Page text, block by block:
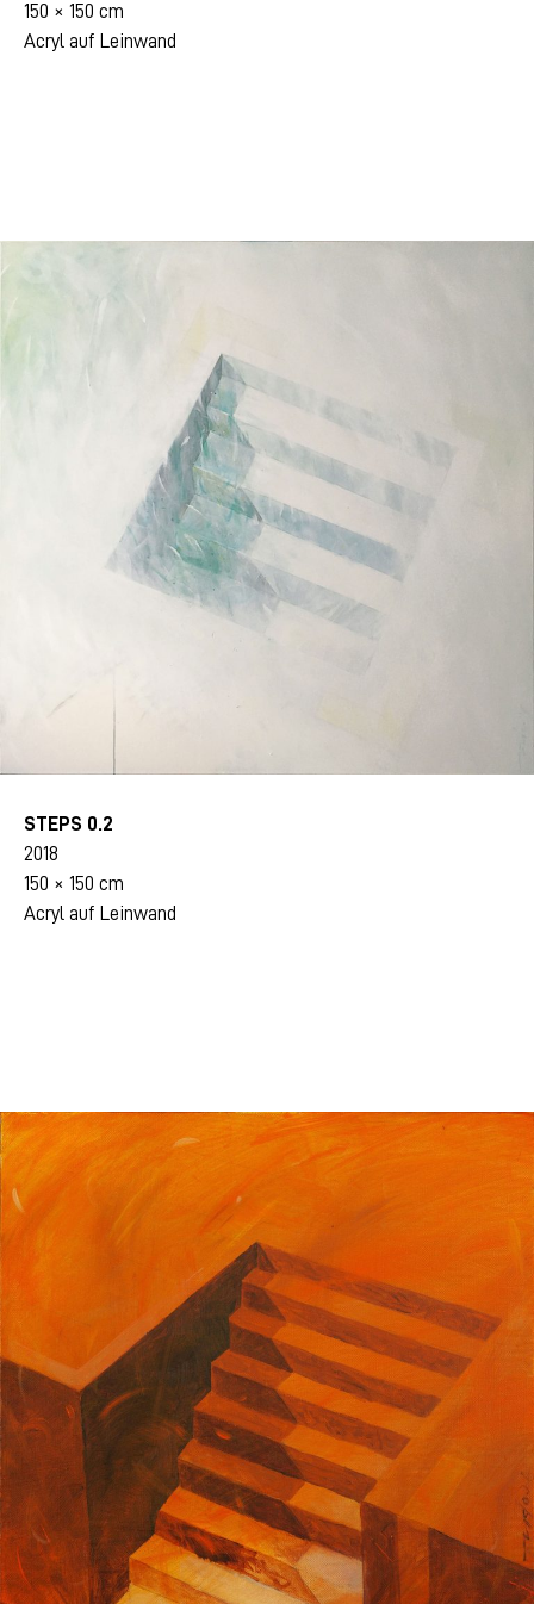
150 × 150 cm
Acryl auf Leinwand
STEPS 0.2
2018
150 × 150 cm
Acryl auf Leinwand